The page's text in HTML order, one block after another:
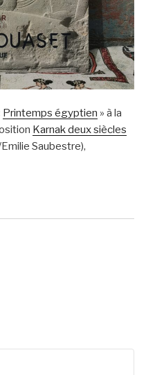
Printemps égyptien » à la
Karnak deux siècles
Saubestre),